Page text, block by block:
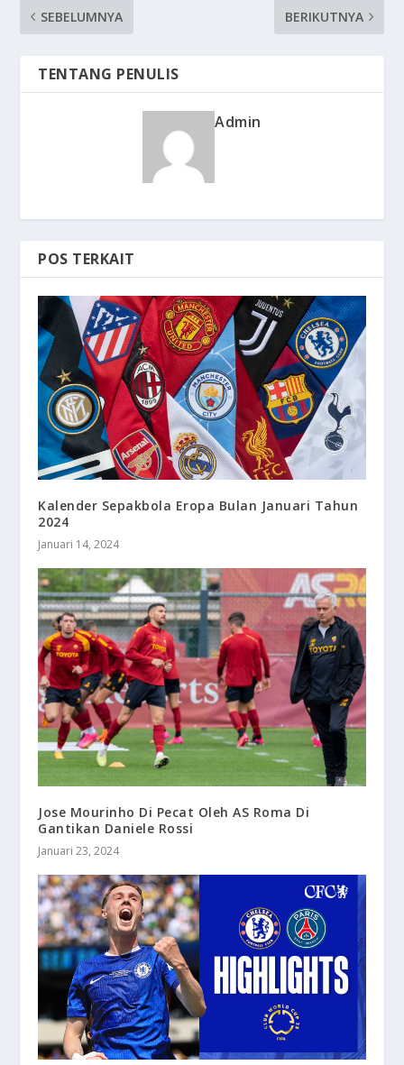
SEBELUMNYA BERIKUTNYA
TENTANG PENULIS
Admin
POS TERKAIT
Kalender Sepakbola Eropa Bulan Januari Tahun
2024
Januari 14, 2024
Jose Mourinho Di Pecat Oleh AS Roma Di
Gantikan Daniele Rossi
Januari 23, 2024